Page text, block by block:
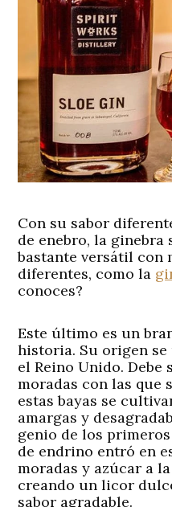
Con su sabor
de enebro, la
bastante versátil con
diferentes, como la
conoces?
Este último es un
historia. Su origen
el Reino Unido. Debe
moradas con las que
estas bayas se
amargas y
genio de los
de endrino entró en
moradas y azúcar a
creando un licor
sabor agradable.